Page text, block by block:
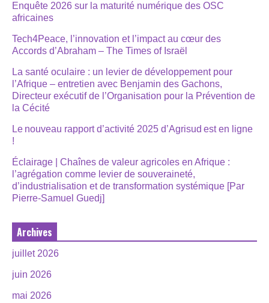
Enquête 2026 sur la maturité numérique des OSC
africaines
Tech4Peace, l’innovation et l’impact au cœur des
Accords d’Abraham – The Times of Israël
La santé oculaire : un levier de développement pour
l’Afrique – entretien avec Benjamin des Gachons,
Directeur exécutif de l’Organisation pour la Prévention de
la Cécité
Le nouveau rapport d’activité 2025 d’Agrisud est en ligne
!
Éclairage | Chaînes de valeur agricoles en Afrique :
l’agrégation comme levier de souveraineté,
d’industrialisation et de transformation systémique [Par
Pierre-Samuel Guedj]
Archives
juillet 2026
juin 2026
mai 2026